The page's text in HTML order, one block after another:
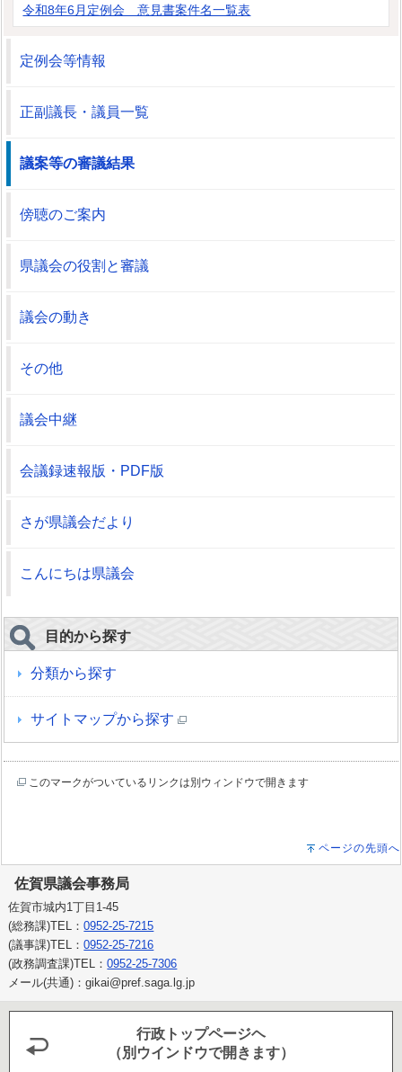
令和8年6月定例会 意見書案件名一覧表
定例会等情報
正副議長・議員一覧
議案等の審議結果
傍聴のご案内
県議会の役割と審議
議会の動き
その他
議会中継
会議録速報版・PDF版
さが県議会だより
こんにちは県議会
目的から探す
分類から探す
サイトマップから探す
このマークがついているリンクは別ウィンドウで開きます
ページの先頭へ
佐賀県議会事務局
佐賀市城内1丁目1-45
(総務課)TEL：0952-25-7215
(議事課)TEL：0952-25-7216
(政務調査課)TEL：0952-25-7306
メール(共通)：gikai@pref.saga.lg.jp
行政トップページヘ
（別ウインドウで開きます）